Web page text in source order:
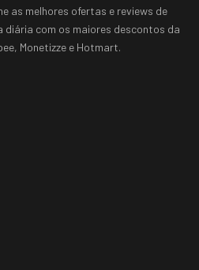
as melhores ofertas e reviews de
diária com os maiores descontos da
Monetizze e Hotmart.